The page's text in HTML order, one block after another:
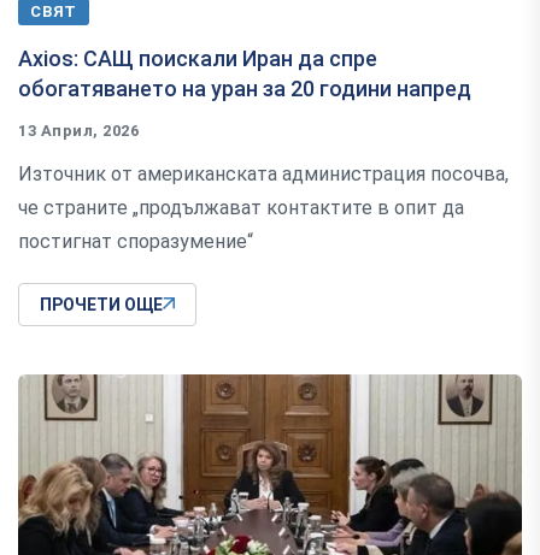
СВЯТ
Axios: САЩ поискали Иран да спре
обогатяването на уран за 20 години напред
13 Април, 2026
Източник от американската администрация посочва,
че страните „продължават контактите в опит да
постигнат споразумение“
ПРОЧЕТИ ОЩЕ